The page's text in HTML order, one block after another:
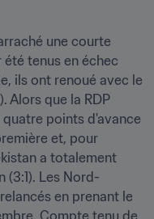
une courte
tenus en échec
ils ont renoué avec le
Alors que la RDP
points d'avance
et, pour
a totalement
(3:1). Les Nord-
en prenant le